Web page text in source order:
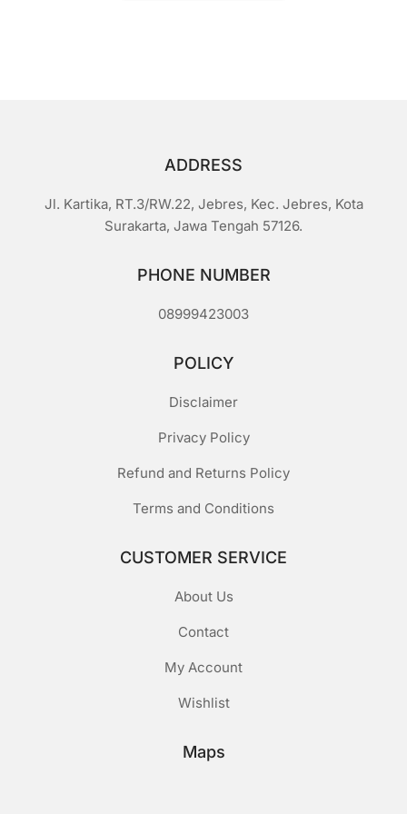
0
ADDRESS
Jl. Kartika, RT.3/RW.22, Jebres, Kec. Jebres, Kota
Surakarta, Jawa Tengah 57126.
PHONE NUMBER
08999423003
POLICY
Disclaimer
Privacy Policy
Refund and Returns Policy
Terms and Conditions
CUSTOMER SERVICE
About Us
Contact
My Account
Wishlist
Maps